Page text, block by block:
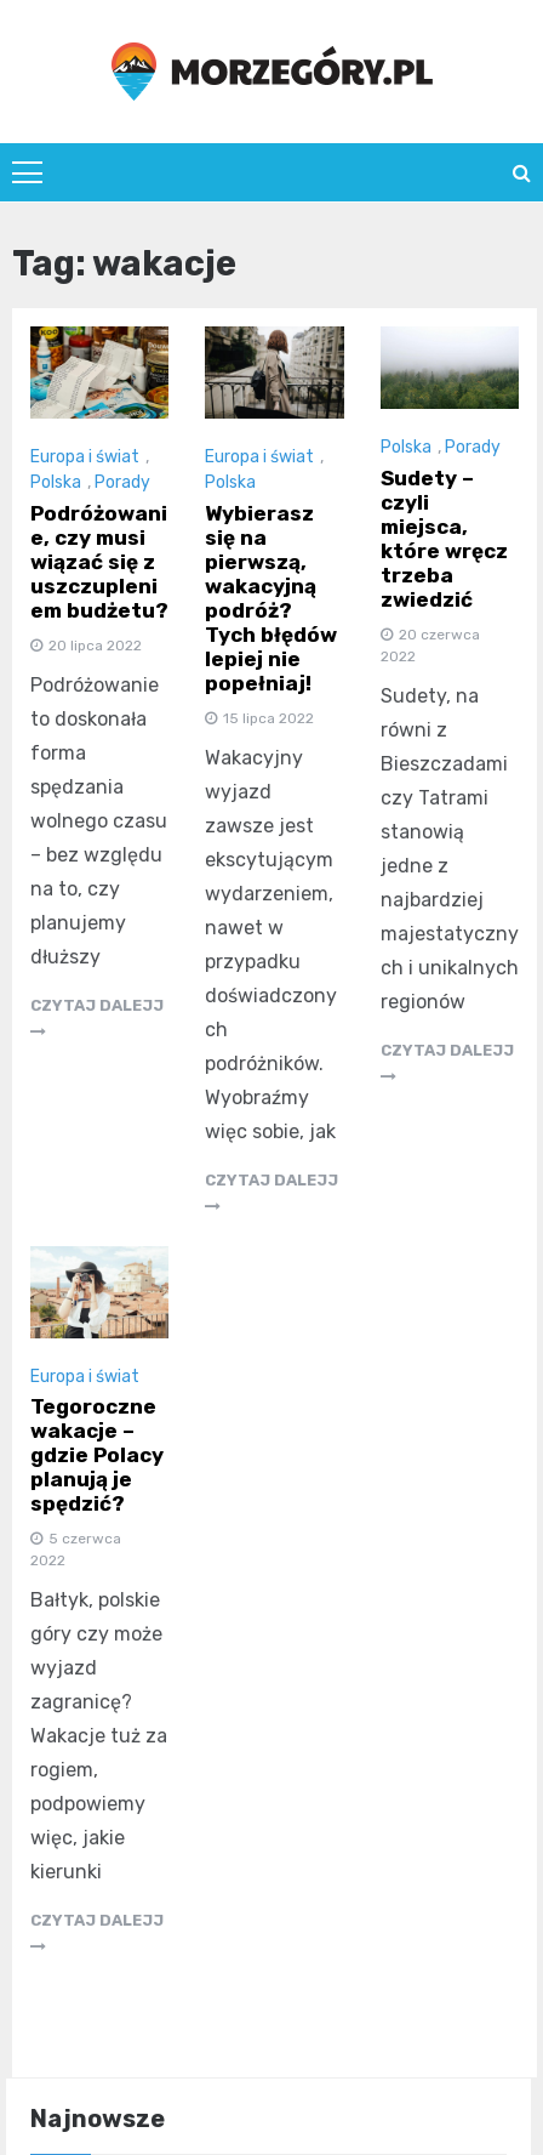
morzegory.pl
Tag: wakacje
Europa i świat ,
Polska , Porady
Podróżowani
e, czy musi
wiązać się z
uszczupleni
em budżetu?
20 lipca 2022
Podróżowanie
to doskonała
forma
spędzania
wolnego czasu
– bez względu
na to, czy
planujemy
dłuższy
CZYTAJ DALEJJ
Europa i świat ,
Polska
Wybierasz
się na
pierwszą,
wakacyjną
podróż?
Tych błędów
lepiej nie
popełniaj!
15 lipca 2022
Wakacyjny
wyjazd
zawsze jest
ekscytującym
wydarzeniem,
nawet w
przypadku
doświadczony
ch
podróżników.
Wyobraźmy
więc sobie, jak
CZYTAJ DALEJJ
Polska , Porady
Sudety –
czyli
miejsca,
które wręcz
trzeba
zwiedzić
20 czerwca
2022
Sudety, na
równi z
Bieszczadami
czy Tatrami
stanowią
jedne z
najbardziej
majestatyczny
ch i unikalnych
regionów
CZYTAJ DALEJJ
Europa i świat
Tegoroczne
wakacje –
gdzie Polacy
planują je
spędzić?
5 czerwca
2022
Bałtyk, polskie
góry czy może
wyjazd
zagranicę?
Wakacje tuż za
rogiem,
podpowiemy
więc, jakie
kierunki
CZYTAJ DALEJJ
Najnowsze